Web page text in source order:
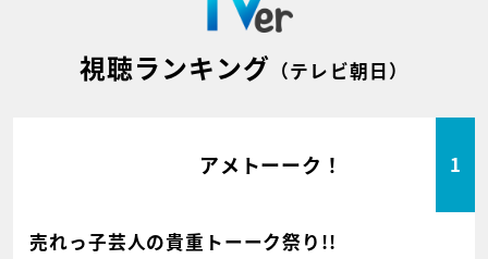
視聴ランキング （テレビ朝日）
アメトーーク！ 1
売れっ子芸人の貴重トーーク祭り!!